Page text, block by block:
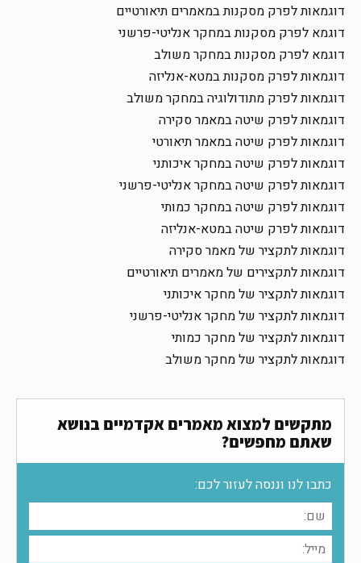
דוגמאות לפרק מסקנות במאמרים תיאורטיים
דוגמא לפרק מסקנות במחקר אנליטי-פרשני
דוגמא לפרק מסקנות במחקר משולב
דוגמאות לפרק מסקנות במטא-אנליזה
דוגמאות לפרק מתודולוגיה במחקר משולב
דוגמאות לפרק שיטה במאמר סקירה
דוגמאות לפרק שיטה במאמר תיאורטי
דוגמאות לפרק שיטה במחקר איכותני
דוגמאות לפרק שיטה במחקר אנליטי-פרשני
דוגמאות לפרק שיטה במחקר כמותי
דוגמאות לפרק שיטה במטא-אנליזה
דוגמאות לתקציר של מאמר סקירה
דוגמאות לתקצירים של מאמרים תיאורטיים
דוגמאות לתקציר של מחקר איכותני
דוגמאות לתקציר של מחקר אנליטי-פרשני
דוגמאות לתקציר של מחקר כמותי
דוגמאות לתקציר של מחקר משולב
מתקשים למצוא מאמרים אקדמיים בנושא
שאתם מחפשים?
כתבו לנו וננסה לעזור לכם: